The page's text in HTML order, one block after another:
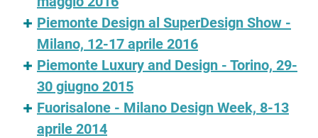
Piemonte Design al SuperDesign Show -
Milano, 12-17 aprile 2016
Piemonte Luxury and Design - Torino, 29-
30 giugno 2015
Fuorisalone - Milano Design Week, 8-13
aprile 2014